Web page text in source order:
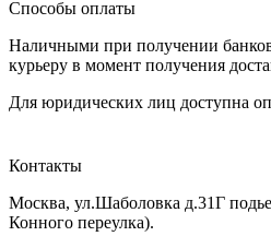
Способы оплаты
Наличными при получении
курьеру в момент получения
Для юридических лиц доступна
Контакты
Москва, ул.Шаболовка д.31Г
Конного переулка).